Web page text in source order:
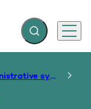
Fold søgefelt ud
Menu
Studieadministrative systemer